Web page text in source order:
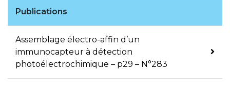
Publications
Assemblage électro-affin d’un
immunocapteur à détection
photoélectrochimique – p29 – N°283